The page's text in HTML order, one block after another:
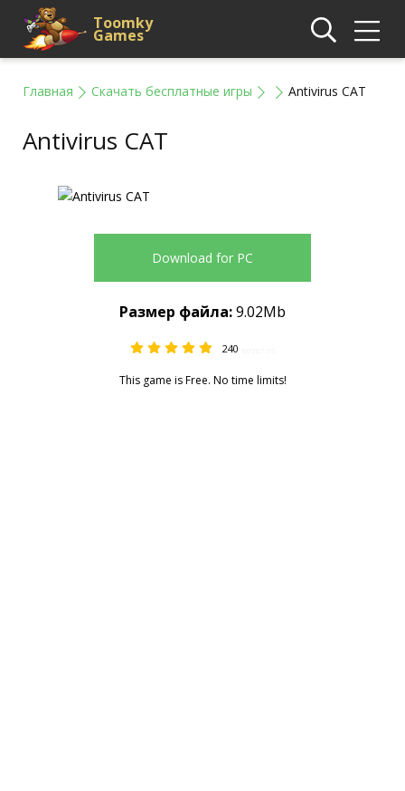
Toomky
Games
Главная Скачать бесплатные игры Antivirus CAT
Antivirus CAT
Download for PC
240
This game is Free. No time limits!
Размер файла:9.02Mb